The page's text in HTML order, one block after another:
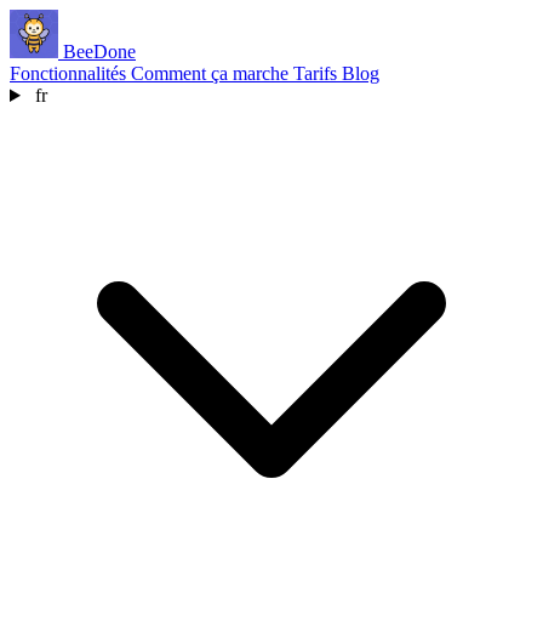
BeeDone
Fonctionnalités Comment ça marche Tarifs Blog
fr